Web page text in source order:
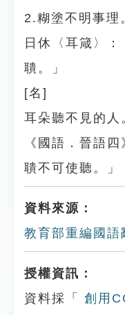
2.糊塗不明事理
日休〈耳箴〉：
聵。」
[名]
耳朵聽不見的人
《國語．晉語
聵不可使聽。」
資料來源：
教育部重編國語
授權資訊：
資料採「
創用